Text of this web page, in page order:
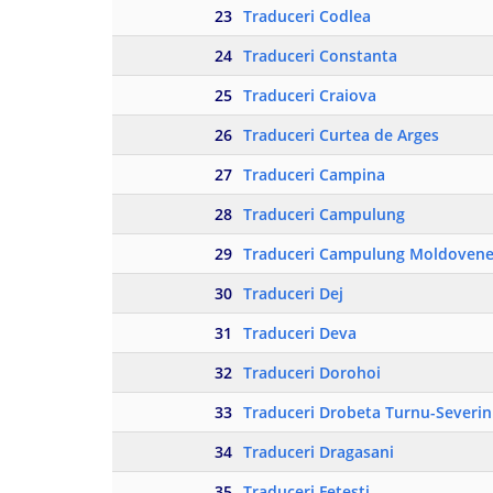
23 Traduceri Codlea
24 Traduceri Constanta
25 Traduceri Craiova
26 Traduceri Curtea de Arges
27 Traduceri Campina
28 Traduceri Campulung
29 Traduceri Campulung
30 Traduceri Dej
31
Traduceri Deva
32 Traduceri Dorohoi
33 Traduceri Drobeta Turnu-Severin
34 Traduceri Dragasani